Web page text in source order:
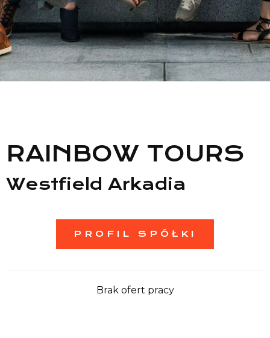
Lista sklepów
Informacje
RAINBOW TOURS
Westfield Arkadia
PROFIL SPÓŁKI
Brak ofert pracy